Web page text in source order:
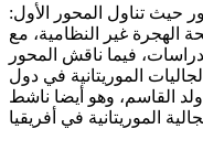
ملف الهجرة عبر 4 محاور حيث تناول المحور الأول:
الهجرة غير النظامية، مع
فيما ناقش المحور
الموريتانية في دول
القاسم، وهو أيضا ناشط